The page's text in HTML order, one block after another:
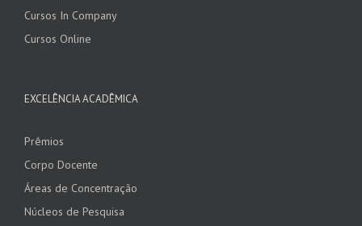
Cursos In Company
Cursos Online
EXCELÊNCIA ACADÊMICA
Prêmios
Corpo Docente
Áreas de Concentração
Núcleos de Pesquisa